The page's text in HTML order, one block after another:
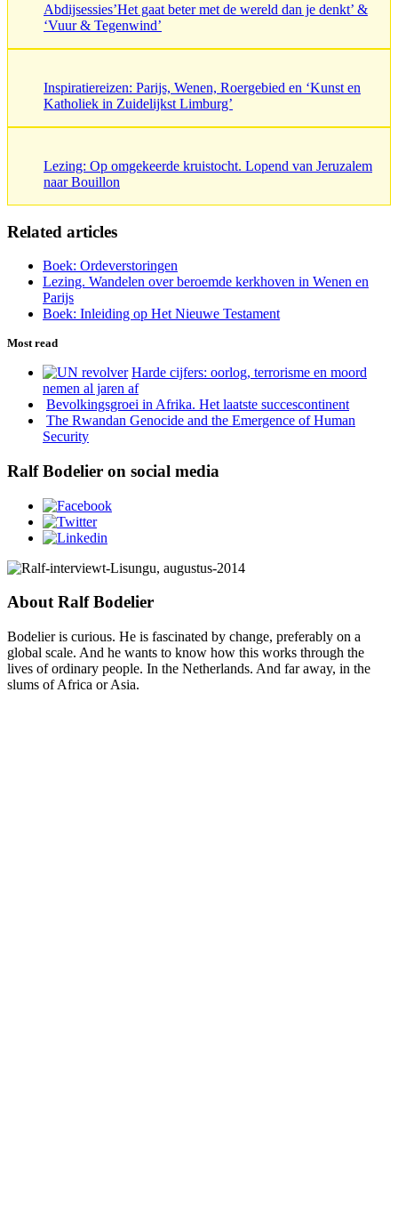
Abdijsessies’Het gaat beter met de wereld dan je denkt’ &
‘Vuur & Tegenwind’
Inspiratiereizen: Parijs, Wenen, Roergebied en ‘Kunst en
Katholiek in Zuidelijkst Limburg’
Lezing: Op omgekeerde kruistocht. Lopend van Jeruzalem
naar Bouillon
Related articles
Boek: Ordeverstoringen
Lezing. Wandelen over beroemde kerkhoven in Wenen en
Parijs
Boek: Inleiding op Het Nieuwe Testament
Most read
Harde cijfers: oorlog, terrorisme en moord
nemen al jaren af
Bevolkingsgroei in Afrika. Het laatste succescontinent
The Rwandan Genocide and the Emergence of Human
Security
Ralf Bodelier on social media
About Ralf Bodelier
Bodelier is curious. He is fascinated by change, preferably on a
global scale. And he wants to know how this works through the
lives of ordinary people. In the Netherlands. And far away, in the
slums of Africa or Asia.